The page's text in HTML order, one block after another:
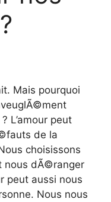
Mais pourquoi
L’amour peut
de la
choisissons
nous dÃ©ranger
peut aussi nous
Nous nous